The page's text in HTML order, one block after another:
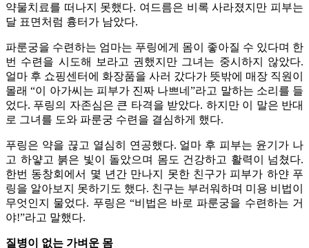
약물치료를 떠나지 못했다. 여드름은 비록 사라졌지만 피부는
달 표면처럼 흉터가 남았다.
파룬궁을 수련하는 엄마는 푸링에게 몸이 좋아질 수 있다며 한
번 수련을 시도해 보라고 권했지만 그녀는 중시하지 않았다.
얼마 후 쇼핑센터에 화장품을 사러 갔다가 뜻밖에 매장 직원이
몰래 “이 아가씨는 피부가 진짜 나쁘네”라고 말하는 소리를 들
었다. 푸링의 자존심은 큰 타격을 받았다. 하지만 이 말은 반대
로 그녀를 도와 파룬궁 수련을 결심하게 했다.
푸링은 약을 끊고 열심히 연공했다. 얼마 후 피부는 윤기가 나
고 하얗고 붉은 빛이 돌았으며 몸도 건강하고 활력이 넘쳤다.
한번 동창회에서 몇 년간 만나지 못한 친구가 피부가 하얀 푸
링을 알아보지 못하기도 했다. 친구는 부러워하며 미용 비법이
무엇인지 물었다. 푸링은 “비법은 바로 파룬궁을 수련하는 거
야!”라고 말했다.
질병이 없는 가벼운 몸